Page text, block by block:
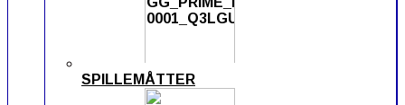
SPILLEMÅTTER